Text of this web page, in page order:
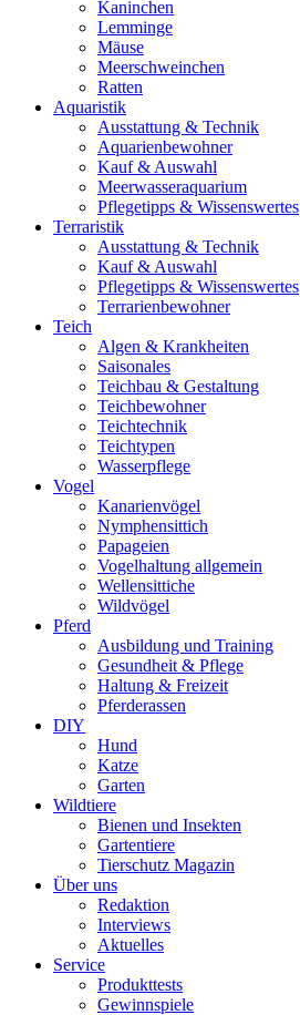
Kaninchen
Lemminge
Mäuse
Meerschweinchen
Ratten
Aquaristik
Ausstattung & Technik
Aquarienbewohner
Kauf & Auswahl
Meerwasseraquarium
Pflegetipps & Wissenswertes
Terraristik
Ausstattung & Technik
Kauf & Auswahl
Pflegetipps & Wissenswertes
Terrarienbewohner
Teich
Algen & Krankheiten
Saisonales
Teichbau & Gestaltung
Teichbewohner
Teichtechnik
Teichtypen
Wasserpflege
Vogel
Kanarienvögel
Nymphensittich
Papageien
Vogelhaltung allgemein
Wellensittiche
Wildvögel
Pferd
Ausbildung und Training
Gesundheit & Pflege
Haltung & Freizeit
Pferderassen
DIY
Hund
Katze
Garten
Wildtiere
Bienen und Insekten
Gartentiere
Tierschutz Magazin
Über uns
Redaktion
Interviews
Aktuelles
Service
Produkttests
Gewinnspiele